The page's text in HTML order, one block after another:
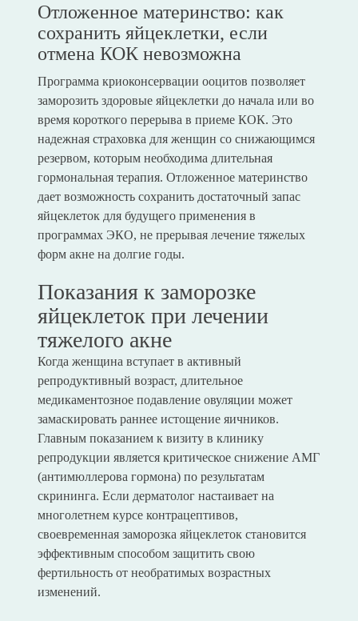
Отложенное материнство: как
сохранить яйцеклетки, если
отмена КОК невозможна
Программа криоконсервации ооцитов позволяет
заморозить здоровые яйцеклетки до начала или во
время короткого перерыва в приеме КОК. Это
надежная страховка для женщин со снижающимся
резервом, которым необходима длительная
гормональная терапия. Отложенное материнство
дает возможность сохранить достаточный запас
яйцеклеток для будущего применения в
программах ЭКО, не прерывая лечение тяжелых
форм акне на долгие годы.
Показания к заморозке
яйцеклеток при лечении
тяжелого акне
Когда женщина вступает в активный
репродуктивный возраст, длительное
медикаментозное подавление овуляции может
замаскировать раннее истощение яичников.
Главным показанием к визиту в клинику
репродукции является критическое снижение АМГ
(антимюллерова гормона) по результатам
скрининга. Если дерматолог настаивает на
многолетнем курсе контрацептивов,
своевременная заморозка яйцеклеток становится
эффективным способом защитить свою
фертильность от необратимых возрастных
изменений.